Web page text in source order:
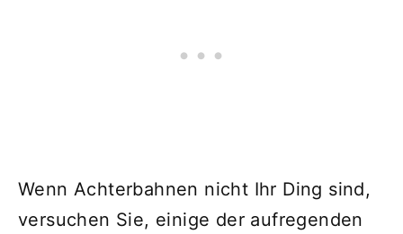
Wenn Achterbahnen nicht Ihr Ding sind,
versuchen Sie, einige der aufregenden